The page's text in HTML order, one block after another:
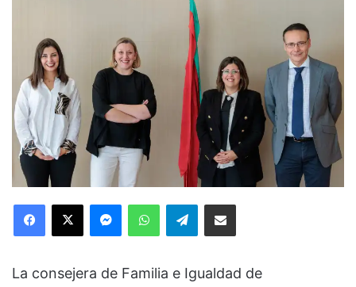
Facebook
X MessengerWhatsAppTelegramCompartir via Email
La consejera de Familia e Igualdad de